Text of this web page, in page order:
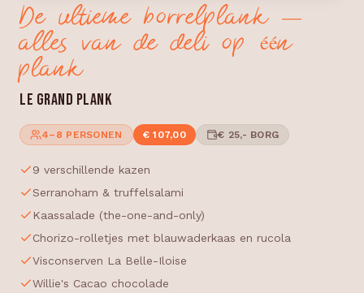
De ultieme borrelplank —
alles van de deli op één
plank
LE GRAND PLANK
4–8 PERSONEN € 107,00 € 25,- BORG
9 verschillende kazen
Serranoham & truffelsalami
Kaassalade (the-one-and-only)
Chorizo-rolletjes met blauwaderkaas en rucola
Visconserven La Belle-Iloise
Willie's Cacao chocolade